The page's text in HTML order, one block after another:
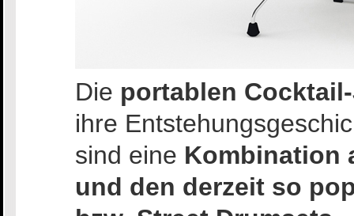
Die portablen
ihre
sind eine Kombination
und den derzeit so